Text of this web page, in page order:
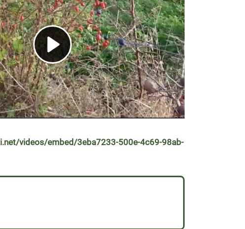
videos/embed/3eba7233-500e-4c69-98ab-